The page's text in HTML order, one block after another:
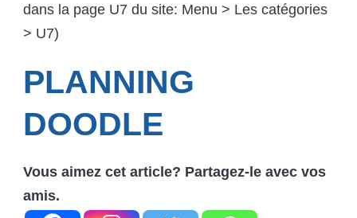
dans la page U7 du site: Menu > Les catégories
> U7)
PLANNING
DOODLE
Vous aimez cet article? Partagez-le avec vos
amis.